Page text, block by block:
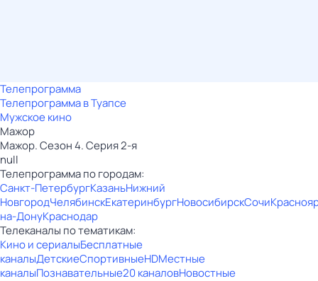
Телепрограмма
Телепрограмма в Туапсе
Мужское кино
Мажор
Мажор. Сезон 4. Серия 2-я
null
Телепрограмма по городам:
Санкт-ПетербургКазаньНижний
НовгородЧелябинскЕкатеринбургНовосибирскСочи
на-ДонуКраснодар
Телеканалы по тематикам:
Кино и сериалыБесплатные
каналыДетскиеСпортивныеHDМестные
каналыПознавательные20 каналовНовостные